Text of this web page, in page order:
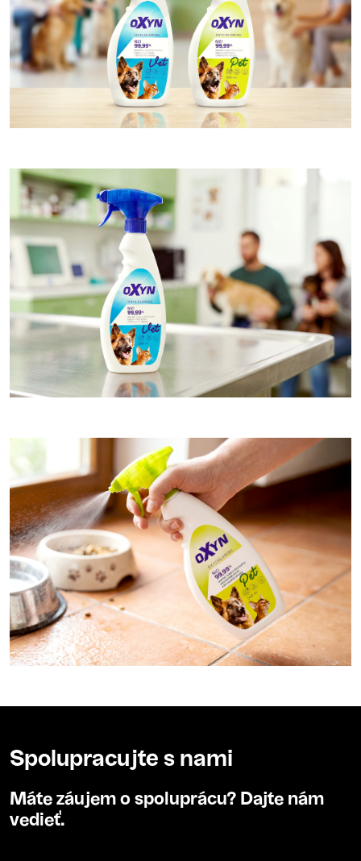
Spolupracujte s nami
Máte záujem o spoluprácu? Dajte nám
vedieť.